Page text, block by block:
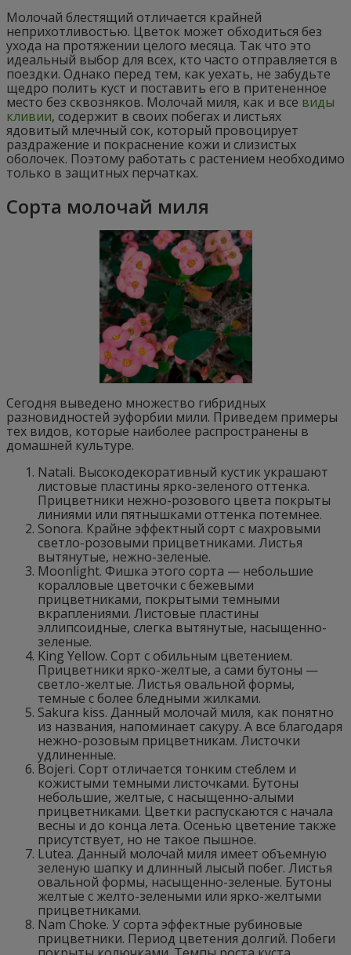
Молочай блестящий отличается крайней
неприхотливостью. Цветок может обходиться без
ухода на протяжении целого месяца. Так что это
идеальный выбор для всех, кто часто отправляется в
поездки. Однако перед тем, как уехать, не забудьте
щедро полить куст и поставить его в притененное
место без сквозняков. Молочай миля, как и все виды
кливии, содержит в своих побегах и листьях
ядовитый млечный сок, который провоцирует
раздражение и покраснение кожи и слизистых
оболочек. Поэтому работать с растением необходимо
только в защитных перчатках.
Сорта молочай миля
Сегодня выведено множество гибридных
разновидностей эуфорбии мили. Приведем примеры
тех видов, которые наиболее распространены в
домашней культуре.
Natali. Высокодекоративный кустик украшают
листовые пластины ярко-зеленого оттенка.
Прицветники нежно-розового цвета покрыты
линиями или пятнышками оттенка потемнее.
Sonora. Крайне эффектный сорт с махровыми
светло-розовыми прицветниками. Листья
вытянутые, нежно-зеленые.
Moonlight. Фишка этого сорта — небольшие
коралловые цветочки с бежевыми
прицветниками, покрытыми темными
вкраплениями. Листовые пластины
эллипсоидные, слегка вытянутые, насыщенно-
зеленые.
King Yellow. Сорт с обильным цветением.
Прицветники ярко-желтые, а сами бутоны —
светло-желтые. Листья овальной формы,
темные с более бледными жилками.
Sakura kiss. Данный молочай миля, как понятно
из названия, напоминает сакуру. А все благодаря
нежно-розовым прицветникам. Листочки
удлиненные.
Bojeri. Сорт отличается тонким стеблем и
кожистыми темными листочками. Бутоны
небольшие, желтые, с насыщенно-алыми
прицветниками. Цветки распускаются с начала
весны и до конца лета. Осенью цветение также
присутствует, но не такое пышное.
Lutea. Данный молочай миля имеет объемную
зеленую шапку и длинный лысый побег. Листья
овальной формы, насыщенно-зеленые. Бутоны
желтые с желто-зелеными или ярко-желтыми
прицветниками.
Nam Choke. У сорта эффектные рубиновые
прицветники. Период цветения долгий. Побеги